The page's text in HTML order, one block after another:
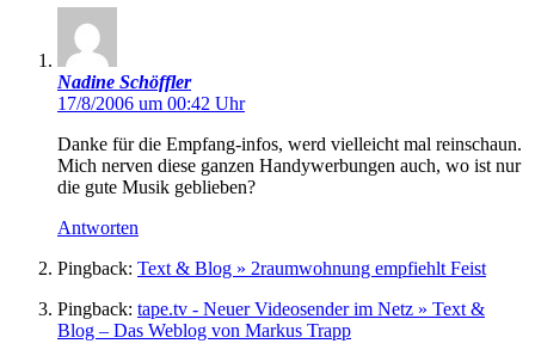
Nadine Schöffler
17/8/2006 um 00:42 Uhr
Danke für die Empfang-infos, werd vielleicht mal reinschaun.
Mich nerven diese ganzen Handywerbungen auch, wo ist nur
die gute Musik geblieben?
Antworten
Pingback: Text & Blog » 2raumwohnung empfiehlt Feist
Pingback: tape.tv - Neuer Videosender im Netz » Text &
Blog – Das Weblog von Markus Trapp